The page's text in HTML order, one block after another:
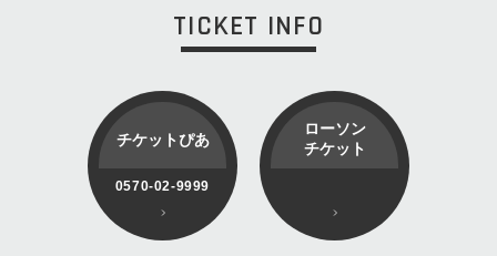
TICKET INFO
チケットぴあ
0570-02-9999
ローソン
チケット